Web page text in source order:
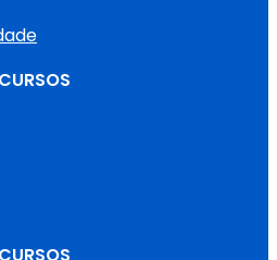
CURSOS
CURSOS